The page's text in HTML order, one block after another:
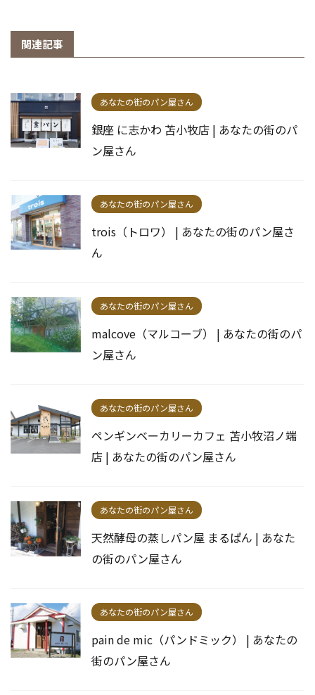
関連記事
あなたの街のパン屋さん
銀座 に志かわ 苫小牧店 | あなたの街のパ
ン屋さん
あなたの街のパン屋さん
trois（トロワ） | あなたの街のパン屋さ
ん
あなたの街のパン屋さん
malcove（マルコーブ） | あなたの街のパ
ン屋さん
あなたの街のパン屋さん
ペンギンベーカリーカフェ 苫小牧沼ノ端
店 | あなたの街のパン屋さん
あなたの街のパン屋さん
天然酵母の蒸しパン屋 まるぱん | あなた
の街のパン屋さん
あなたの街のパン屋さん
pain de mic（パンドミック） | あなたの
街のパン屋さん